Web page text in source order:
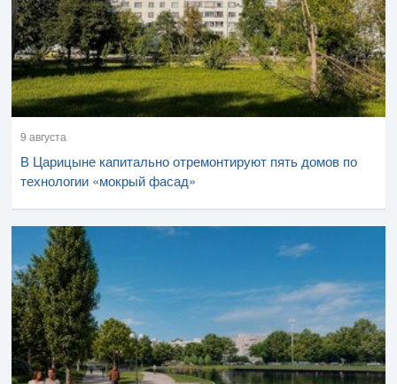
9 августа
В Царицыне капитально отремонтируют пять домов по
технологии «мокрый фасад»